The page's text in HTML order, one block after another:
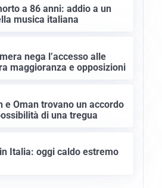
a 86 anni: addio a un
musica italiana
nega l’accesso alle
maggioranza e opposizioni
e Oman trovano un accordo
di una tregua
Italia: oggi caldo estremo